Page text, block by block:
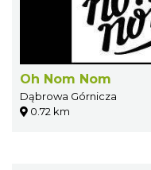
Oh Nom Nom
Dąbrowa Górnicza
0.72 km